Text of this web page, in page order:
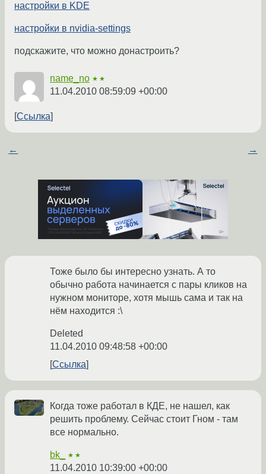
настройки в KDE
настройки в nvidia-settings
подскажите, что можно донастроить?
name_no ★★
11.04.2010 08:59:09 +00:00
Ссылка
← →
Тоже было бы интересно узнать. А то
обычно работа начинается с пары кликов на
нужном мониторе, хотя мышь сама и так на
нём находится :\
Deleted
11.04.2010 09:48:58 +00:00
Ссылка
Когда тоже работал в КДЕ, не нашел, как
решить проблему. Сейчас стоит Гном - там
все нормально.
bk_ ★★
11.04.2010 10:39:00 +00:00